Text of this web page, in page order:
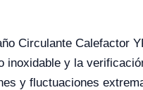
Circulante Calefactor
inoxidable y la
y fluctuaciones